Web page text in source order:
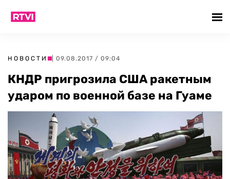
НОВОСТИ | 09.08.2017 / 09:04
КНДР пригрозила США ракетным
ударом по военной базе на Гуаме